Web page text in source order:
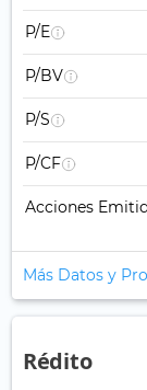
P/E
P/BV
P/S
P/CF
Acciones
Más Datos y
Rédito